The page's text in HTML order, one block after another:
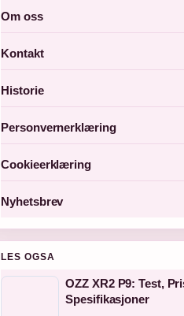
Om oss
Kontakt
Historie
Personvernerklæring
Cookieerklæring
Nyhetsbrev
LES OGSA
OZZ XR2 P9: Test,
Spesifikasjoner